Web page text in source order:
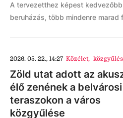
A tervezetthez képest
beruházás, több mindenre marad
2026. 05. 22., 14:27 Közélet, közgyűlés
Zöld utat adott az
élő zenének a belvárosi
teraszokon a város
közgyűlése